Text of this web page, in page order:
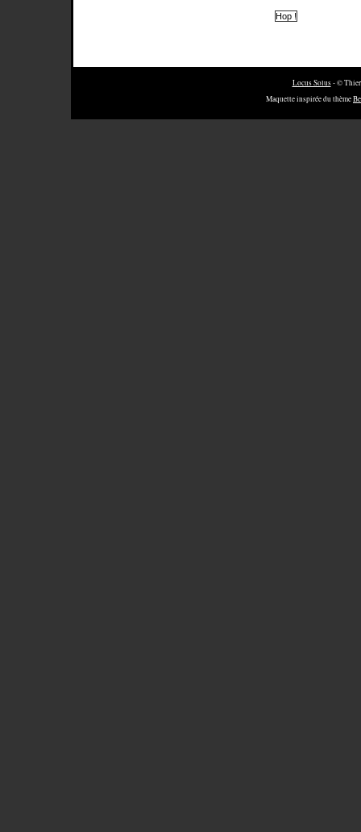
Locus Solus- ©
Maquette inspirée du thème